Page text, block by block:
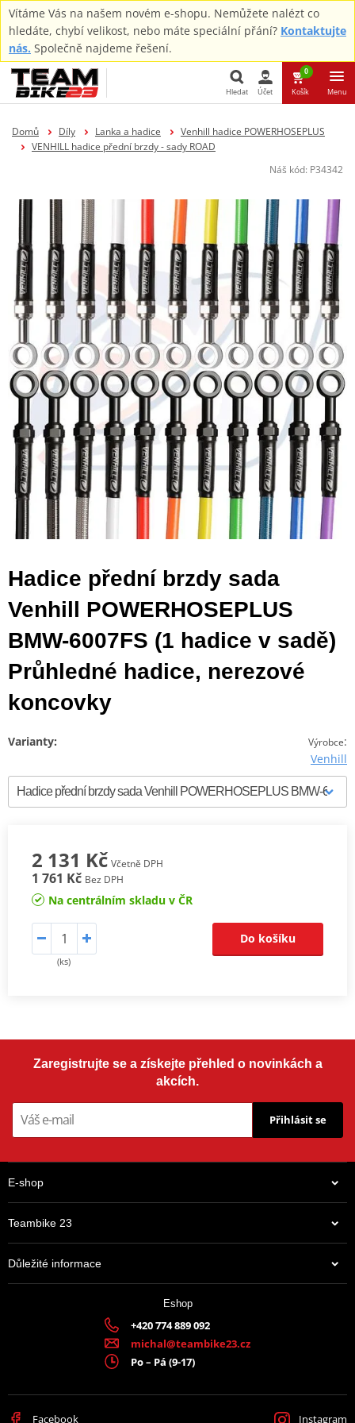
Vítáme Vás na našem novém e-shopu. Nemůžete nalézt co
hledáte, chybí velikost, nebo máte speciální přání? Kontaktujte
nás. Společně najdeme řešení.
Hledat
Hledat Účet
0
Košík Menu
Domů Díly Lanka a hadice
Venhill hadice POWERHOSEPLUS
VENHILL hadice přední brzdy - sady ROAD
Náš kód: P34342
Hadice přední brzdy sada
Venhill POWERHOSEPLUS
BMW-6007FS (1 hadice v sadě)
Průhledné hadice, nerezové
koncovky
Výrobce:
Venhill
Varianty:
2 131 Kč Včetně DPH
1 761 Kč Bez DPH
Na centrálním skladu v ČR
(ks)
Do košíku
Zaregistrujte se a získejte přehled o novinkách a
akcích.
Přihlásit se
E-shop
Teambike 23
Důležité informace
Eshop
+420 774 889 092
michal@teambike23.cz
Po – Pá (9-17)
Facebook Instagram